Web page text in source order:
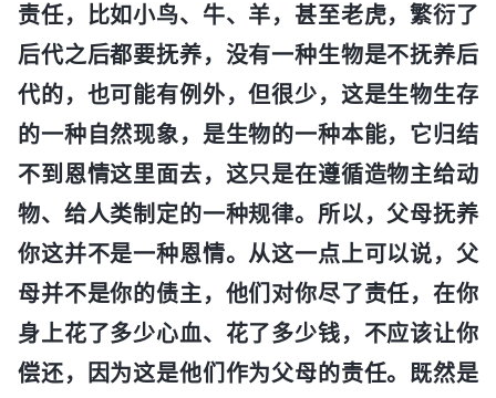
责任，比如小鸟、牛、羊，甚至老虎，繁衍了
后代之后都要抚养，没有一种生物是不抚养后
代的，也可能有例外，但很少，这是生物生存
的一种自然现象，是生物的一种本能，它归结
不到恩情这里面去，这只是在遵循造物主给动
物、给人类制定的一种规律。所以，父母抚养
你这并不是一种恩情。从这一点上可以说，父
母并不是你的债主，他们对你尽了责任，在你
身上花了多少心血、花了多少钱，不应该让你
偿还，因为这是他们作为父母的责任。既然是